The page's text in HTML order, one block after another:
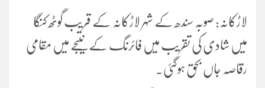
لاڑکانہ: صوبہ سندھ کے شہر لاڑکانہ کے قریب گوٹھ کنگا
میں شادی کی تقریب میں فائرنگ کے نتیجے میں مقامی
رقاصہ جاں بحق ہوگئی۔